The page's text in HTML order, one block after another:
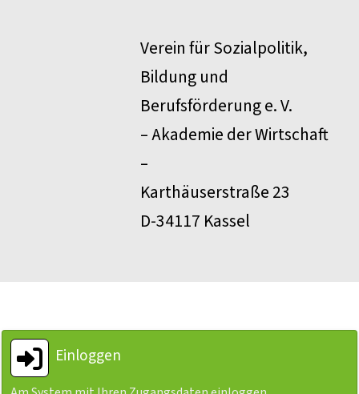
Verein für Sozialpolitik,
Bildung und
Berufsförderung e. V.
– Akademie der Wirtschaft
–
Karthäuserstraße 23
D-34117 Kassel
Einloggen